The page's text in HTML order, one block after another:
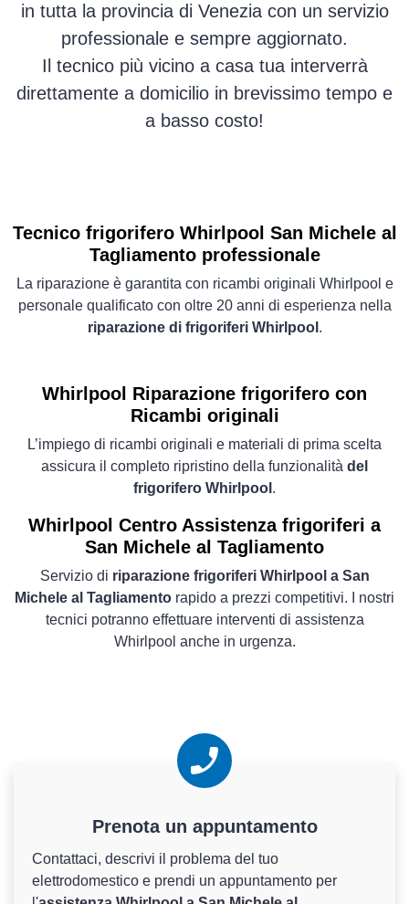
in tutta la provincia di Venezia con un servizio
professionale e sempre aggiornato.
Il tecnico più vicino a casa tua interverrà
direttamente a domicilio in brevissimo tempo e
a basso costo!
Tecnico frigorifero Whirlpool San Michele al
Tagliamento professionale
La riparazione è garantita con ricambi originali Whirlpool e
personale qualificato con oltre 20 anni di esperienza nella
riparazione di frigoriferi Whirlpool .
Whirlpool Riparazione frigorifero con
Ricambi originali
L’impiego di ricambi originali e materiali di prima scelta
assicura il completo ripristino della funzionalità del
frigorifero Whirlpool .
Whirlpool Centro Assistenza frigoriferi a
San Michele al Tagliamento
Servizio di riparazione frigoriferi Whirlpool a San
Michele al Tagliamento rapido a prezzi competitivi. I nostri
tecnici potranno effettuare interventi di assistenza
Whirlpool anche in urgenza.
Prenota un appuntamento
Contattaci, descrivi il problema del tuo
elettrodomestico e prendi un appuntamento per